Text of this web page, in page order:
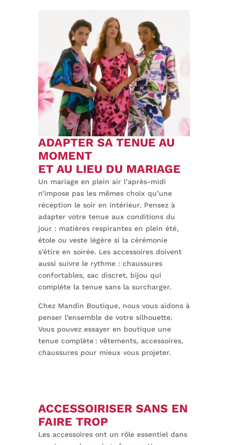
ADAPTER SA TENUE AU
MOMENT
ET AU LIEU DU MARIAGE
Un mariage en plein air l’après-midi
n’impose pas les mêmes choix qu’une
réception le soir en intérieur. Pensez à
adapter votre tenue aux conditions du
jour : matières respirantes en plein été,
étole ou veste légère si la cérémonie
s’étire en soirée. Les accessoires doivent
aussi suivre le rythme : chaussures
confortables, sac discret, bijou qui
complète la tenue sans la surcharger.
Chez Mandin Boutique, nous vous aidons à
penser l’ensemble de votre silhouette.
Vous pouvez essayer en boutique une
tenue complète : vêtements, accessoires,
chaussures pour mieux vous projeter.
ACCESSOIRISER SANS EN
FAIRE TROP
Les accessoires ont un rôle essentiel dans